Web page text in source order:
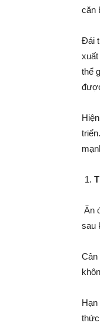
căn
Đái
xuất
thể
Ăn
sau
Cân